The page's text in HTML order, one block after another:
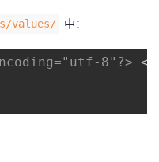
values/ 中：
8"?> <